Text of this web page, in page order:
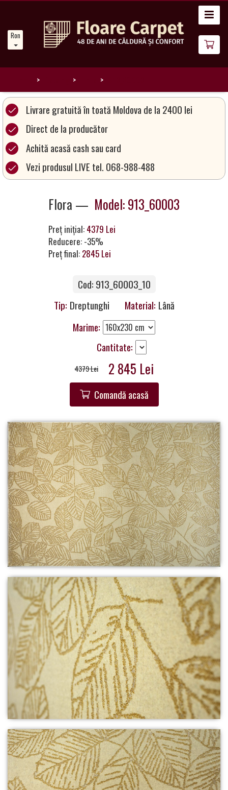
Romanian
Noutăți
Catalog
covoare
Magia
Covoarelor
Livrare gratuită în toată Moldova de la 2400 lei
Direct de la producător
Achită acasă cash sau card
Vezi produsul LIVE tel. 068-988-488
Flora — Model: 913_60003
Preț inițial: 4379 Lei
Reducere: -35%
Preț final: 2845 Lei
Cod: 913_60003_10
Tip: Dreptunghi Material: Lână
Marime:
Cantitate:
4379 Lei 2 845 Lei
Comandă acasă